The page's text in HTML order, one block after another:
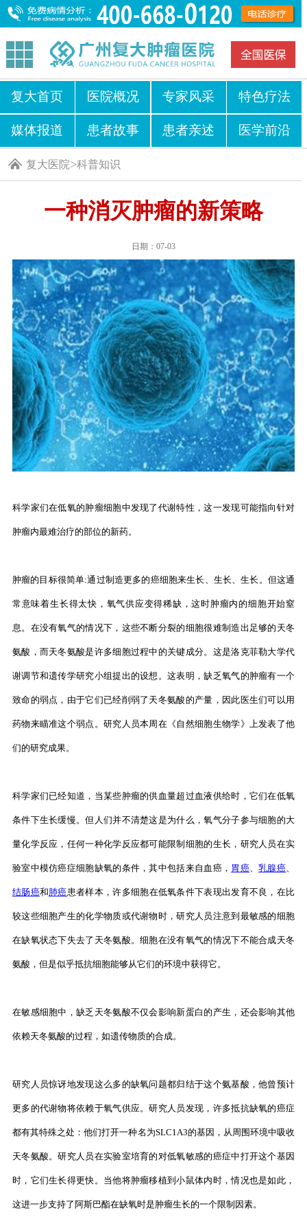
复大首页 医院概况 专家风采 特色疗法
媒体报道 患者故事 患者亲述 医学前沿
复大医院>科普知识
一种消灭肿瘤的新策略
日期：07-03
科学家们在低氧的肿瘤细胞中发现了代谢特性，这一发现可能指向针对
肿瘤内最难治疗的部位的新药。
肿瘤的目标很简单:通过制造更多的癌细胞来生长、生长、生长。但这通
常意味着生长得太快，氧气供应变得稀缺，这时肿瘤内的细胞开始窒
息。在没有氧气的情况下，这些不断分裂的细胞很难制造出足够的天冬
氨酸，而天冬氨酸是许多细胞过程中的关键成分。这是洛克菲勒大学代
谢调节和遗传学研究小组提出的设想。这表明，缺乏氧气的肿瘤有一个
致命的弱点，由于它们已经削弱了天冬氨酸的产量，因此医生们可以用
药物来瞄准这个弱点。研究人员本周在《自然细胞生物学》上发表了他
们的研究成果。
科学家们已经知道，当某些肿瘤的供血量超过血液供给时，它们在低氧
条件下生长缓慢。但人们并不清楚这是为什么，氧气分子参与细胞的大
量化学反应，任何一种化学反应都可能限制细胞的生长，研究人员在实
验室中模仿癌症细胞缺氧的条件，其中包括来自血癌， 胃癌、乳腺癌、
结肠癌和肺癌患者样本，许多细胞在低氧条件下表现出发育不良，在比
较这些细胞产生的化学物质或代谢物时，研究人员注意到最敏感的细胞
在缺氧状态下失去了天冬氨酸。细胞在没有氧气的情况下不能合成天冬
氨酸，但是似乎抵抗细胞能够从它们的环境中获得它。
在敏感细胞中，缺乏天冬氨酸不仅会影响新蛋白的产生，还会影响其他
依赖天冬氨酸的过程，如遗传物质的合成。
研究人员惊讶地发现这么多的缺氧问题都归结于这个氨基酸，他曾预计
更多的代谢物将依赖于氧气供应。研究人员发现，许多抵抗缺氧的癌症
都有其特殊之处：他们打开一种名为SLC1A3的基因，从周围环境中吸收
天冬氨酸。研究人员在实验室培育的对低氧敏感的癌症中打开这个基因
时，它们生长得更快。当他将肿瘤移植到小鼠体内时，情况也是如此，
这进一步支持了阿斯巴酯在缺氧时是肿瘤生长的一个限制因素。